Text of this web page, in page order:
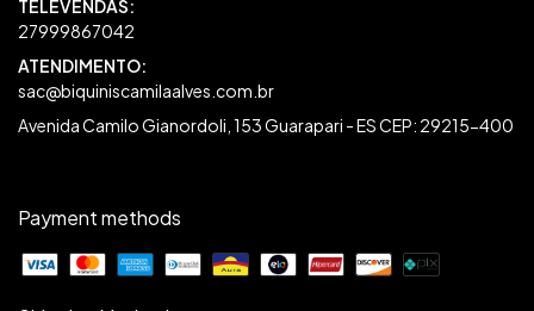
27999867042
sac@biquiniscamilaalves.com.br
Avenida Camilo Gianordoli, 153 Guarapari - ES CEP: 29215-400
Payment methods